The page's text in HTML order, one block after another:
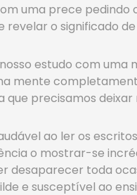
uma prece
revelar o significado
estudo com
mente
que precisamos
ao ler os
o mostrar-se
desaparecer toda
e susceptível ao